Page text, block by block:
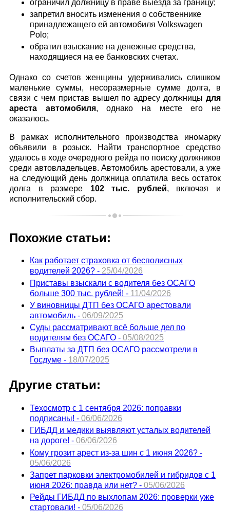
ограничил должницу в праве выезда за границу;
запретил вносить изменения о собственнике
принадлежащего ей автомобиля Volkswagen
Polo;
обратил взыскание на денежные средства,
находящиеся на ее банковских счетах.
Однако со счетов женщины удерживались слишком
маленькие суммы, несоразмерные сумме долга, в
связи с чем пристав вышел по адресу должницы для
ареста автомобиля, однако на месте его не
оказалось.
В рамках исполнительного производства иномарку
объявили в розыск. Найти транспортное средство
удалось в ходе очередного рейда по поиску должников
среди автовладельцев. Автомобиль арестовали, а уже
на следующий день должница оплатила весь остаток
долга в размере 102 тыс. рублей, включая и
исполнительский сбор.
Похожие статьи:
Как работает страховка от бесполисных
водителей 2026? - 25/04/2026
Приставы взыскали с водителя без ОСАГО
больше 300 тыс. рублей! - 11/04/2026
У виновницы ДТП без ОСАГО арестовали
автомобиль - 06/09/2025
Суды рассматривают всё больше дел по
водителям без ОСАГО - 05/08/2025
Выплаты за ДТП без ОСАГО рассмотрели в
Госдуме - 18/07/2025
Другие статьи:
Техосмотр с 1 сентября 2026: поправки
подписаны! - 06/06/2026
ГИБДД и медики выявляют усталых водителей
на дороге! - 06/06/2026
Кому грозит арест из-за шин с 1 июня 2026? -
05/06/2026
Запрет парковки электромобилей и гибридов с 1
июня 2026: правда или нет? - 05/06/2026
Рейды ГИБДД по выхлопам 2026: проверки уже
стартовали! - 05/06/2026